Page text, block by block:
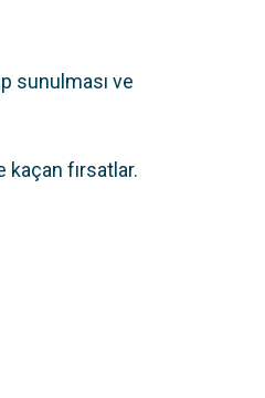
sunulması ve
kaçan fırsatlar.